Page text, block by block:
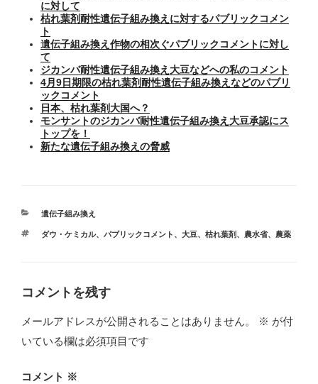
に対して
枯れ葉剤耐性遺伝子組み換えに対するパブリックコメン
ト
遺伝子組み換え作物の相次ぐパブリックコメントに対し
て
ジカンバ耐性遺伝子組み換え大豆などへの私のコメント
4月9日期限の枯れ葉剤耐性遺伝子組み換えなどのパブリ
ックコメント
日本、枯れ葉剤大国へ？
モンサントのジカンバ耐性遺伝子組み換え大豆承認にス
トップを！
新たな遺伝子組み換えの脅威
カ
ゴ
遺伝子組み換え
タ
ダウ・ケミカル、 パブリックコメント 、 大豆 、 枯れ葉剤 、 農水省、 農薬
コメントを残す
メールアドレスが公開されることはありません。 ※ が付
いている欄は必須項目です
コメント ※